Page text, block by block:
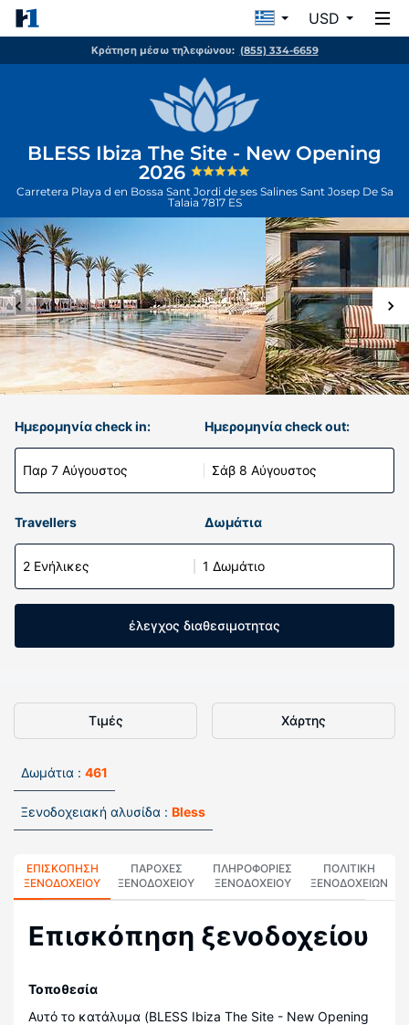
USD
Κράτηση μέσω τηλεφώνου: (855) 334-6659
BLESS Ibiza The Site - New Opening
2026
Carretera Playa d en Bossa Sant Jordi de ses Salines Sant Josep De Sa
Talaia 7817 ES
Ημερομηνία check in:
Παρ 7 Αύγουστος
Ημερομηνία check out:
Σάβ 8 Αύγουστος
Travellers Δωμάτια
2 Ενήλικες 1 Δωμάτιο
έλεγχος διαθεσιμοτητας
Τιμές Χάρτης
Δωμάτια : 461
Ξενοδοχειακή αλυσίδα : Bless
ΕΠΙΣΚΌΠΗΣΗ
ΞΕΝΟΔΟΧΕΊΟΥ
ΠΑΡΟΧΕΣ
ΞΕΝΟΔΟΧΕΙΟΥ
ΠΛΗΡΟΦΟΡΊΕΣ
ΞΕΝΟΔΟΧΕΊΟΥ
ΠΟΛΙΤΙΚΗ
ΞΕΝΟΔΟΧΕΊΩΝ
Επισκόπηση ξενοδοχείου
Τοποθεσία
Αυτό το κατάλυμα (BLESS Ibiza The Site - New Opening